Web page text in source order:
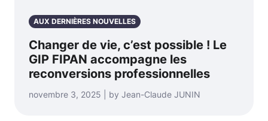
AUX DERNIÈRES NOUVELLES
Changer de vie, c’est possible ! Le
GIP FIPAN accompagne les
reconversions professionnelles
novembre 3, 2025 | by Jean-Claude JUNIN